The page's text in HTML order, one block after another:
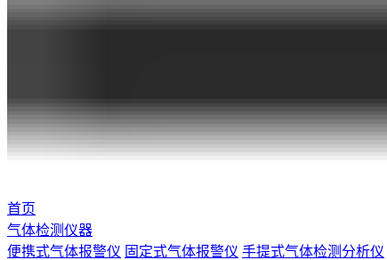
首页
气体检测仪器
便携式气体报警仪 固定式气体报警仪 手提式气体检测分析仪